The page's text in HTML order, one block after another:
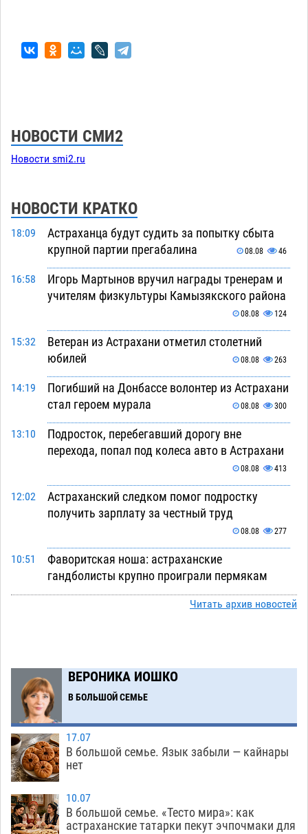
НОВОСТИ СМИ2
Новости smi2.ru
НОВОСТИ КРАТКО
18:09
Астраханца будут судить за попытку сбыта
крупной партии прегабалина
08.08 46
16:58
Игорь Мартынов вручил награды тренерам и
учителям физкультуры Камызякского района
08.08 124
15:32
Ветеран из Астрахани отметил столетний
юбилей
08.08 263
14:19
Погибший на Донбассе волонтер из Астрахани
стал героем мурала
08.08 300
13:10
Подросток, перебегавший дорогу вне
перехода, попал под колеса авто в Астрахани
08.08 413
12:02
Астраханский следком помог подростку
получить зарплату за честный труд
08.08 277
10:51
Фаворитская ноша: астраханские
гандболисты крупно проиграли пермякам
08.08 270
18:00
Завтра астраханцы проведут день в режиме
экстремальной температурной нагрузки
17:09
Астраханский котлован с мусором угрожает
плодородию Харабалинского района
16:24
Игорь Редькин проинспектировал
коммунальную готовность астраханского
Читать архив новостей
ВЕРОНИКА ИОШКО
В БОЛЬШОЙ СЕМЬЕ
17.07
В большой семье. Язык забыли — кайнары
нет
10.07
В большой семье. «Тесто мира»: как
астраханские татарки пекут эчпочмаки для